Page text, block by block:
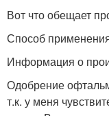
Вот что обещает
Способ
Информация о
Одобрение
т.к. у меня